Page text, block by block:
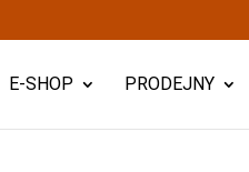
E-SHOP PRODEJNY